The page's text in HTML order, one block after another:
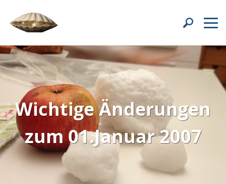
Wichtige Änderungen
zum 01.Januar 2007